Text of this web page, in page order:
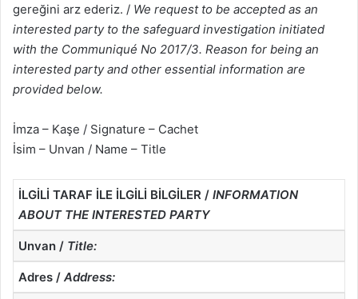
gereğini arz ederiz. / We request to be accepted as an
interested party to the safeguard investigation initiated
with the Communiqué No 2017/3. Reason for being an
interested party and other essential information are
provided below.
İmza – Kaşe / Signature – Cachet
İsim – Unvan / Name – Title
İLGİLİ TARAF İLE İLGİLİ BİLGİLER / INFORMATION
ABOUT THE INTERESTED PARTY
Unvan / Title:
Adres / Address: